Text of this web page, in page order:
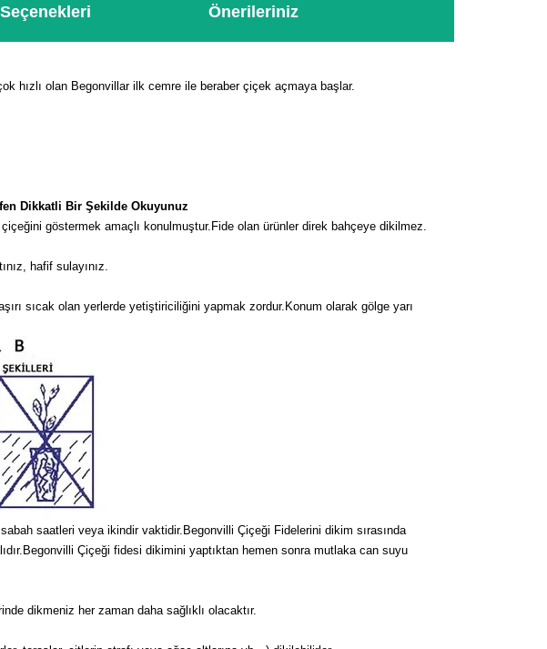
Önerileriniz
hızlı olan Begonvillar ilk cemre ile beraber çiçek açmaya başlar.
Dikkatli Bir Şekilde Okuyunuz
göstermek amaçlı konulmuştur.Fide olan ürünler direk bahçeye dikilmez.
hafif sulayınız.
sıcak olan yerlerde yetiştiriciliğini yapmak zordur.Konum olarak gölge yarı
saatleri veya ikindir vaktidir.Begonvilli Çiçeği Fidelerini dikim sırasında
Çiçeği fidesi dikimini yaptıktan hemen sonra mutlaka can suyu
dikmeniz her zaman daha sağlıklı olacaktır.